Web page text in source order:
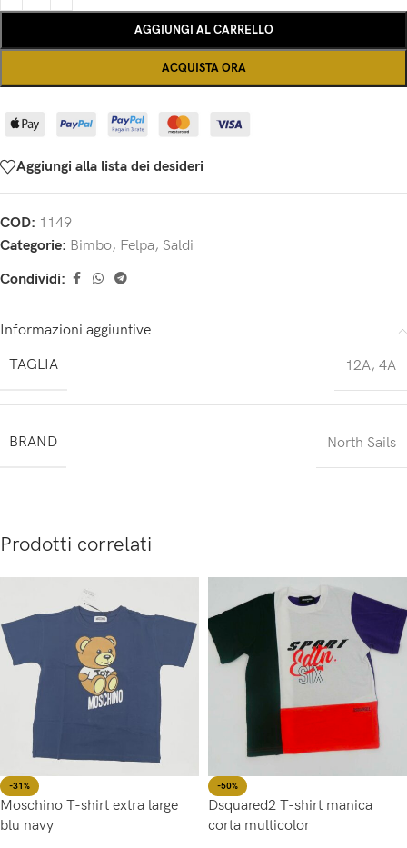
AGGIUNGI AL CARRELLO
ACQUISTA ORA
Aggiungi alla lista dei desideri
COD: 1149
Categorie: Bimbo, Felpa, Saldi
Condividi:
Informazioni aggiuntive
TAGLIA
12A, 4A
BRAND North Sails
Prodotti correlati
-31%
Moschino T-shirt extra large
blu navy
-50%
Dsquared2 T-shirt manica
corta multicolor